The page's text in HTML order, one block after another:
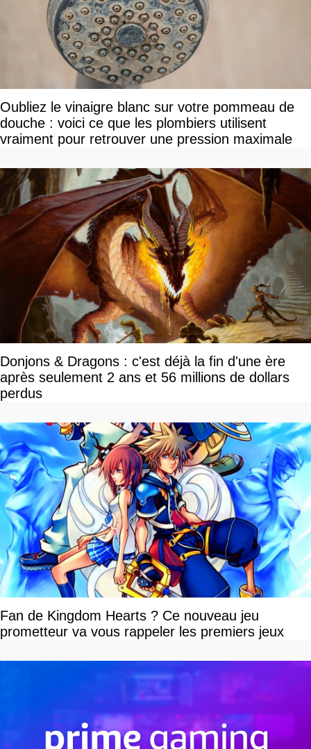
Oubliez le vinaigre blanc sur votre pommeau de
douche : voici ce que les plombiers utilisent
vraiment pour retrouver une pression maximale
Donjons & Dragons : c'est déjà la fin d'une ère
après seulement 2 ans et 56 millions de dollars
perdus
Fan de Kingdom Hearts ? Ce nouveau jeu
prometteur va vous rappeler les premiers jeux